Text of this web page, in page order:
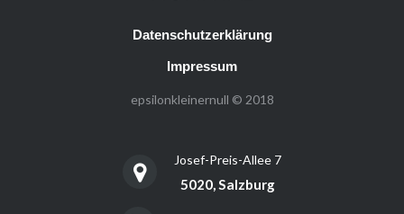
Datenschutzerklärung
Impressum
epsilonkleinernull © 2018
Josef-Preis-Allee 7
5020, Salzburg